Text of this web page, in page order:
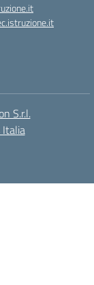
S.r.l.
Italia